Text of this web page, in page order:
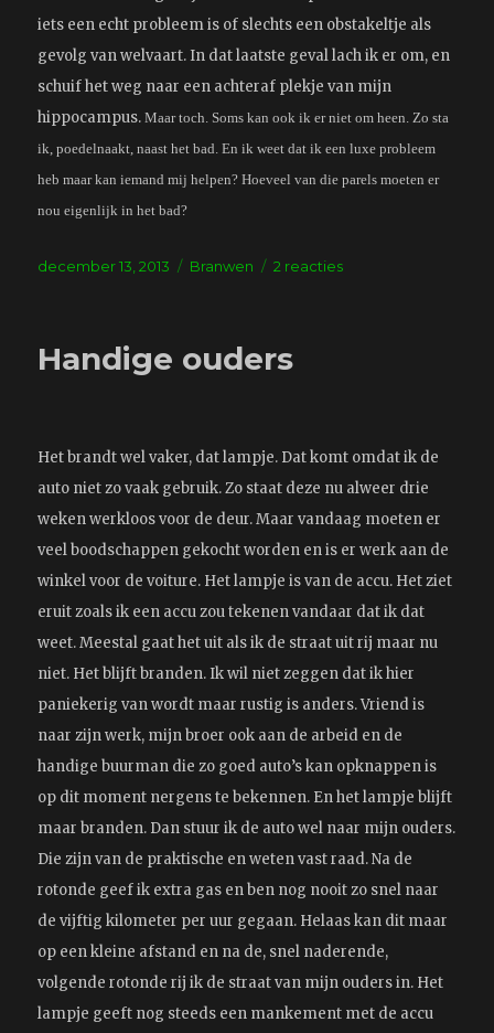
iets een echt probleem is of slechts een obstakeltje als
gevolg van welvaart. In dat laatste geval lach ik er om, en
schuif het weg naar een achteraf plekje van mijn
hippocampus. Maar toch. Soms kan ook ik er niet om heen. Zo sta
ik, poedelnaakt, naast het bad. En ik weet dat ik een luxe probleem
heb maar kan iemand mij helpen? Hoeveel van die parels moeten er
nou eigenlijk in het bad?
Geplaatst
december 13, 2013 Tags
Branwen 2 reactiesop
Handige ouders
Het brandt wel vaker, dat lampje. Dat komt omdat ik de
auto niet zo vaak gebruik. Zo staat deze nu alweer drie
weken werkloos voor de deur. Maar vandaag moeten er
veel boodschappen gekocht worden en is er werk aan de
winkel voor devoiture. Het lampje is van de accu. Het ziet
eruit zoals ik een accu zou tekenen vandaar dat ik dat
weet. Meestal gaat het uit als ik de straat uit rij maar nu
niet. Het blijft branden. Ik wil niet zeggen dat ik hier
paniekerig van wordt maar rustig is anders. Vriend is
naar zijn werk, mijn broer ook aan de arbeid en de
handige buurman die zo goed auto’s kan opknappen is
op dit moment nergens te bekennen. En het lampje blijft
maar branden. Dan stuur ik de auto wel naar mijn ouders.
Die zijn van de praktische en weten vast raad. Na de
rotonde geef ik extra gas en ben nog nooit zo snel naar
de vijftig kilometer per uur gegaan. Helaas kan dit maar
op een kleine afstand en na de, snel naderende,
volgende rotonde rij ik de straat van mijn ouders in. Het
lampje geeft nog steeds een mankement met de accu